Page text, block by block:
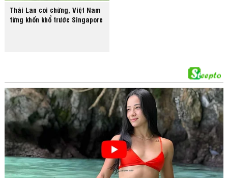
Thái Lan coi chừng, Việt Nam
từng khốn khổ trước Singapore